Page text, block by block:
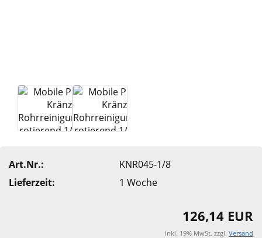
Art.Nr.:
KNR045-1/8
Lieferzeit:
1 Woche
126,14 EUR
inkl. 19% MwSt. zzgl. Versand